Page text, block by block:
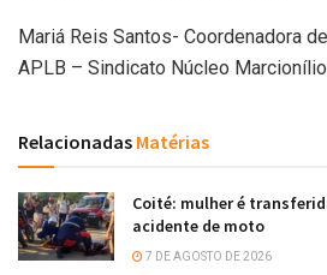
Mariá Reis Santos- Coordenadora
APLB – Sindicato Núcleo
Relacionadas Matérias
Coité: mulher é
acidente de moto
7 DE AGOSTO DE 2026